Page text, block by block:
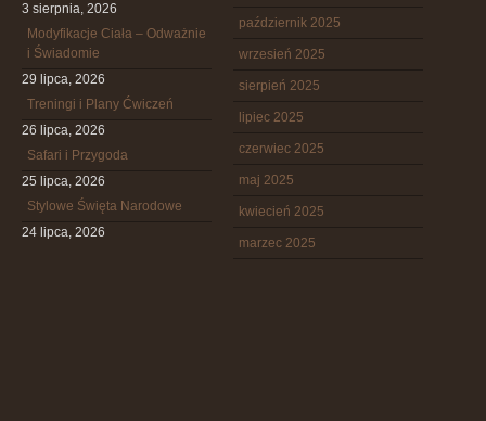
3 sierpnia, 2026
Modyfikacje Ciała – Odważnie
i Świadomie
29 lipca, 2026
Treningi i Plany Ćwiczeń
26 lipca, 2026
Safari i Przygoda
25 lipca, 2026
Stylowe Święta Narodowe
24 lipca, 2026
październik 2025
wrzesień 2025
sierpień 2025
lipiec 2025
czerwiec 2025
maj 2025
kwiecień 2025
marzec 2025